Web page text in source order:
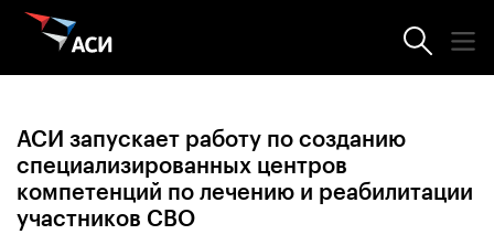
Новости АСИ
АСИ запускает работу по созданию
специализированных центров
компетенций по лечению и реабилитации
участников СВО